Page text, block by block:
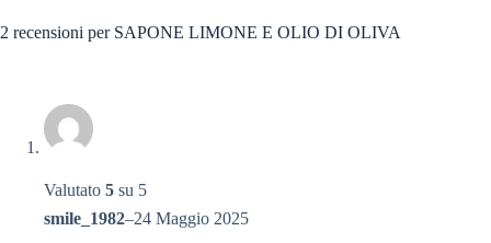
2 recensioni per SAPONE LIMONE E OLIO DI OLIVA
Valutato 5 su 5
smile_1982–24 Maggio 2025